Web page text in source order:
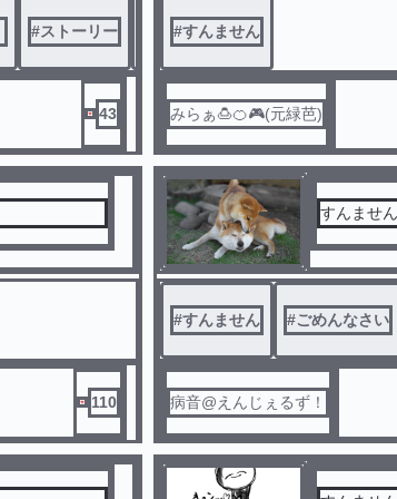
#ストーリー Bye-bye
43
#すんません
みらぁ🍮🍊🎮(元緑芭)
110
すんません
#すんません #ごめんなさい
病音@えんじぇるず！